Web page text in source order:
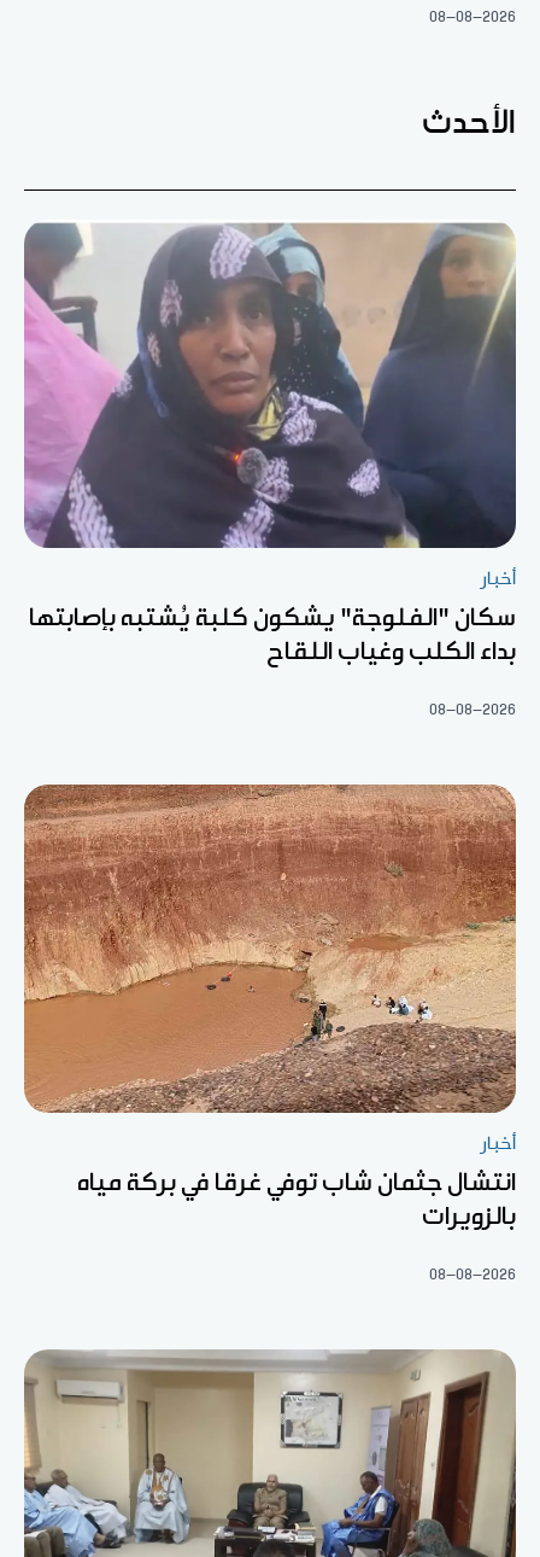
08-08-2026
الأحدث
أخبار
سكان "الفلوجة" يشكون كلبة يُشتبه بإصابتها
بداء الكلب وغياب اللقاح
08-08-2026
أخبار
انتشال جثمان شاب توفي غرقا في بركة مياه
بالزويرات
08-08-2026